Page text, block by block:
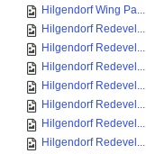
Hilgendorf Wing Pa...
Hilgendorf Redevel...
Hilgendorf Redevel...
Hilgendorf Redevel...
Hilgendorf Redevel...
Hilgendorf Redevel...
Hilgendorf Redevel...
Hilgendorf Redevel...